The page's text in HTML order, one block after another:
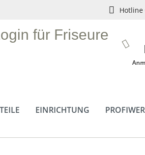
Hotline
für Friseure
EINRICHTUNG